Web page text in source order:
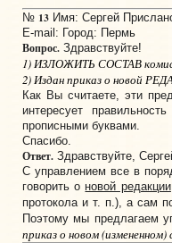
№ 13Имя: Сергей
E-mail: Город: Пермь
Вопрос.Здравствуйте!
1) ИЗЛОЖИТЬ СОСТАВ
2) Издан приказ о новой
Как Вы считаете, эти
интересует
прописными буквами.
Спасибо.
Ответ.Здравствуйте,
С управлением все в
говорить о новой редакции
протокола и т. п.), а сам
Поэтому мы предлагаем
приказ о новом